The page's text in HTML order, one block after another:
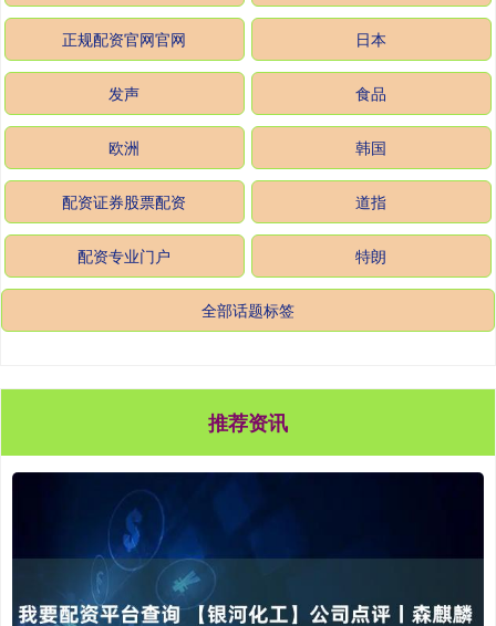
正规配资官网官网 日本
发声 食品
欧洲 韩国
配资证券股票配资 道指
配资专业门户 特朗
全部话题标签
推荐资讯